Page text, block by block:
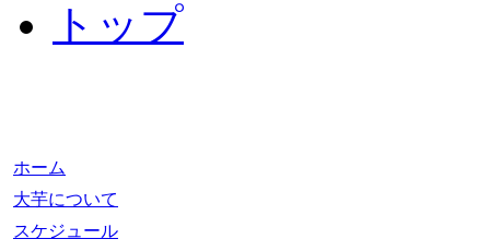
トップ
ホーム
大芋について
スケジュール